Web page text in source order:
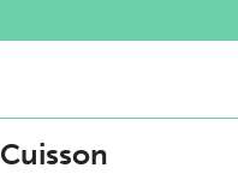
Cuisson